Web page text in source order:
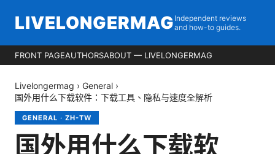
LIVELONGERMAG Independent reviews
and how-to guides.
FRONT PAGEAUTHORSABOUT — LIVELONGERMAG
Livelongermag › General ›
国外用什么下载软件：下载工具、隐私与速度全解析
GENERAL · ZH-TW
国外用什么下载软